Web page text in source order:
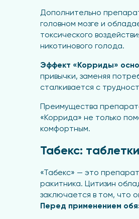
Дополнительно
головном мозге и
токсического
никотинового голода.
Эффект «Корриды»
привычки, заменяя
сталкивается с
Преимущества
«Коррида» не только
комфортным.
Табекс:
«Табекс» — это
ракитника. Цитизин
заключается в том, что
Перед применением